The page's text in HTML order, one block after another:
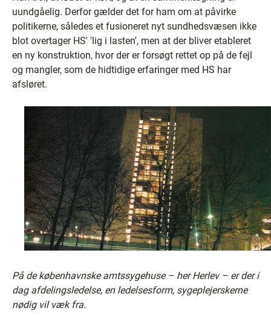
uundgåelig. Derfor gælder det for ham om at påvirke
politikerne, således et fusioneret nyt sundhedsvæsen ikke
blot overtager HS' 'lig i lasten', men at der bliver etableret
en ny konstruktion, hvor der er forsøgt rettet op på de fejl
og mangler, som de hidtidige erfaringer med HS har
afsløret.
På de københavnske amtssygehuse – her Herlev – er der i
dag afdelingsledelse, en ledelsesform, sygeplejerskerne
nødig vil væk fra.